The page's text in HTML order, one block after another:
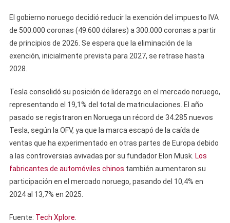
El gobierno noruego decidió reducir la exención del impuesto IVA
de 500.000 coronas (49.600 dólares) a 300.000 coronas a partir
de principios de 2026. Se espera que la eliminación de la
exención, inicialmente prevista para 2027, se retrase hasta
2028.
Tesla consolidó su posición de liderazgo en el mercado noruego,
representando el 19,1% del total de matriculaciones. El año
pasado se registraron en Noruega un récord de 34.285 nuevos
Tesla, según la OFV, ya que la marca escapó de la caída de
ventas que ha experimentado en otras partes de Europa debido
a las controversias avivadas por su fundador Elon Musk. Los
fabricantes de automóviles chinos también aumentaron su
participación en el mercado noruego, pasando del 10,4% en
2024 al 13,7% en 2025.
Fuente: Tech Xplore